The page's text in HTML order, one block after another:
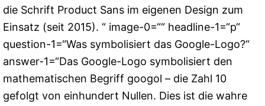
die Schrift Product Sans im eigenen Design zum
Einsatz (seit 2015). “ image-0=““ headline-1=“p“
question-1=“Was symbolisiert das Google-Logo?“
answer-1=“Das Google-Logo symbolisiert den
mathematischen Begriff googol – die Zahl 10
gefolgt von einhundert Nullen. Dies ist die wahre